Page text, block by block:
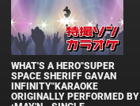
WHAT'S A HERO"SUPER
SPACE SHERIFF GAVAN
INFINITY"KARAOKE
ORIGINALLY PERFORMED BY